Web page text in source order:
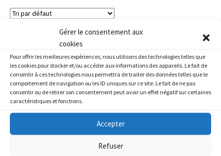
Gérer le consentement aux
cookies
Pour offrir les meilleures expériences, nous utilisons des technologies telles que
les cookies pour stocker et/ou accéder aux informations des appareils. Le fait de
consentir à ces technologies nous permettra de traiter des données telles que le
comportement de navigation ou les ID uniques sur ce site. Le fait de ne pas
consentir ou de retirer son consentement peut avoir un effet négatif sur certaines
caractéristiques et fonctions.
Accepter
Refuser
être
sur
la
4 résultats affichés
Recherche
de